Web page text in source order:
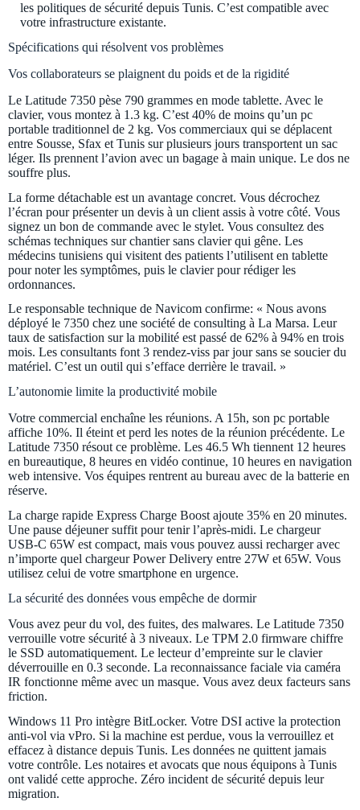
les politiques de sécurité depuis Tunis. C’est compatible avec
votre infrastructure existante.
Spécifications qui résolvent vos problèmes
Vos collaborateurs se plaignent du poids et de la rigidité
Le Latitude 7350 pèse 790 grammes en mode tablette. Avec le
clavier, vous montez à 1.3 kg. C’est 40% de moins qu’un pc
portable traditionnel de 2 kg. Vos commerciaux qui se déplacent
entre Sousse, Sfax et Tunis sur plusieurs jours transportent un sac
léger. Ils prennent l’avion avec un bagage à main unique. Le dos ne
souffre plus.
La forme détachable est un avantage concret. Vous décrochez
l’écran pour présenter un devis à un client assis à votre côté. Vous
signez un bon de commande avec le stylet. Vous consultez des
schémas techniques sur chantier sans clavier qui gêne. Les
médecins tunisiens qui visitent des patients l’utilisent en tablette
pour noter les symptômes, puis le clavier pour rédiger les
ordonnances.
Le responsable technique de Navicom confirme: « Nous avons
déployé le 7350 chez une société de consulting à La Marsa. Leur
taux de satisfaction sur la mobilité est passé de 62% à 94% en trois
mois. Les consultants font 3 rendez-viss par jour sans se soucier du
matériel. C’est un outil qui s’efface derrière le travail. »
L’autonomie limite la productivité mobile
Votre commercial enchaîne les réunions. A 15h, son pc portable
affiche 10%. Il éteint et perd les notes de la réunion précédente. Le
Latitude 7350 résout ce problème. Les 46.5 Wh tiennent 12 heures
en bureautique, 8 heures en vidéo continue, 10 heures en navigation
web intensive. Vos équipes rentrent au bureau avec de la batterie en
réserve.
La charge rapide Express Charge Boost ajoute 35% en 20 minutes.
Une pause déjeuner suffit pour tenir l’après-midi. Le chargeur
USB-C 65W est compact, mais vous pouvez aussi recharger avec
n’importe quel chargeur Power Delivery entre 27W et 65W. Vous
utilisez celui de votre smartphone en urgence.
La sécurité des données vous empêche de dormir
Vous avez peur du vol, des fuites, des malwares. Le Latitude 7350
verrouille votre sécurité à 3 niveaux. Le TPM 2.0 firmware chiffre
le SSD automatiquement. Le lecteur d’empreinte sur le clavier
déverrouille en 0.3 seconde. La reconnaissance faciale via caméra
IR fonctionne même avec un masque. Vous avez deux facteurs sans
friction.
Windows 11 Pro intègre BitLocker. Votre DSI active la protection
anti-vol via vPro. Si la machine est perdue, vous la verrouillez et
effacez à distance depuis Tunis. Les données ne quittent jamais
votre contrôle. Les notaires et avocats que nous équipons à Tunis
ont validé cette approche. Zéro incident de sécurité depuis leur
migration.